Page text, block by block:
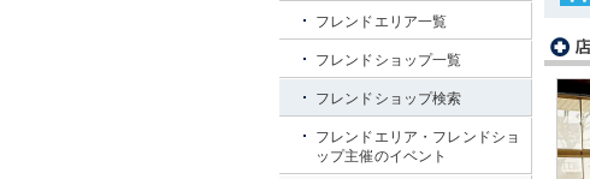
フレンドエリア一覧
フレンドショップ一覧
フレンドショップ検索
フレンドエリア・フレンドショ
ップ主催のイベント